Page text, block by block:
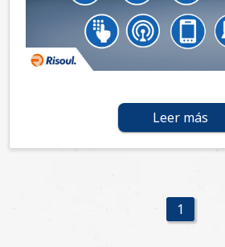
Leer más
1